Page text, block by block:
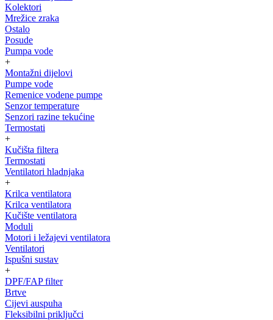
Kolektori
Mrežice zraka
Ostalo
Posude
Pumpa vode
+
Montažni dijelovi
Pumpe vode
Remenice vodene pumpe
Senzor temperature
Senzori razine tekućine
Termostati
+
Kučišta filtera
Termostati
Ventilatori hladnjaka
+
Krilca ventilatora
Krilca ventilatora
Kučište ventilatora
Moduli
Motori i ležajevi ventilatora
Ventilatori
Ispušni sustav
+
DPF/FAP filter
Brtve
Cijevi auspuha
Fleksibilni priključci